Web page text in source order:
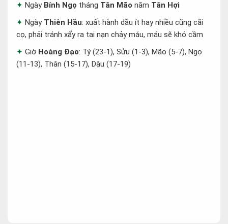
Ngày Bính Ngọ tháng Tân Mão năm Tân Hợi
Ngày Thiên Hầu: xuất hành dầu ít hay nhiều cũng cãi
cọ, phải tránh xẩy ra tai nạn chảy máu, máu sẽ khó cầm
Giờ Hoàng Đạo: Tý (23-1), Sửu (1-3), Mão (5-7), Ngọ
(11-13), Thân (15-17), Dậu (17-19)